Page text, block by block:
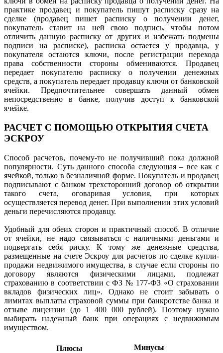
практике продавец и покупатель пишут расписку сразу на
сделке (продавец пишет расписку о получении денег,
покупатель ставит на ней свою подпись, чтобы потом
отличить данную расписку от других и избежать подмены
подписи на расписке), расписка остается у продавца, у
покупателя остаются ключи, после регистрации перехода
права собственности стороны обмениваются. Продавец
передает покупателю расписку о получении денежных
средств, а покупатель передает продавцу ключи от банковской
ячейки. Предпочтительнее совершать данный обмен
непосредственно в банке, получив доступ к банковской
ячейке.
РАСЧЕТ С ПОМОЩЬЮ ОТКРЫТИЯ СЧЕТА
ЭСКРОУ
Способ расчетов, почему-то не получивший пока должной
популярности. Суть данного способа следующая – все как с
ячейкой, только в безналичной форме. Покупатель и продавец
подписывают с банком трехсторонний договор об открытии
такого счета, оговаривая условия, при которых
осуществляется перевод денег. При выполнении этих условий
деньги перечисляются продавцу.
Удобный для обеих сторон и практичный способ. В отличие
от ячейки, не надо связываться с наличными деньгами и
подвергать себя риску. К тому же денежные средства,
размещенные на счете Эскроу для расчетов по сделке купли-
продажи недвижимого имущества, в случае если стороны по
договору являются физическими лицами, подлежат
страхованию в соответствии с ФЗ № 177-ФЗ «О страховании
вкладов физических лиц». Однако не стоит забывать о
лимитах выплаты страховой суммы при банкротстве банка и
отзыве лицензии (до 1 400 000 рублей). Поэтому нужно
выбирать надежный банк при операциях с недвижимым
имуществом.
Плюсы
Минусы